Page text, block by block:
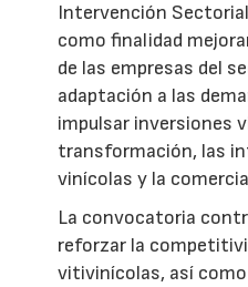
Intervención
como finalidad
de las empresas del
adaptación a las
impulsar inversiones
transformación, las
vinícolas y la
La convocatoria
reforzar la
vitivinícolas, así